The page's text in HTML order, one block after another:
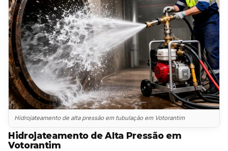
Hidrojateamento de alta pressão em tubulação em Votorantim
Hidrojateamento de Alta Pressão em
Votorantim